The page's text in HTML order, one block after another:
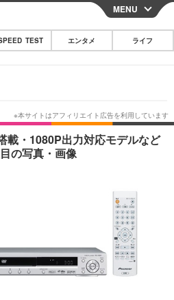
CLOSE
ガジェット・ツール
映画・ドラマ
韓国・芸能
その他
ショッピング
MENU
TEST エンタメ ライフ
載・1080P出力対応モデルなど
の写真・画像